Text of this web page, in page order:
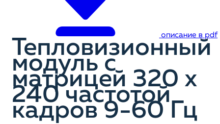
описание в pdf
Тепловизионный
модуль с
матрицей 320 х
240 частотой
кадров 9-60 Гц